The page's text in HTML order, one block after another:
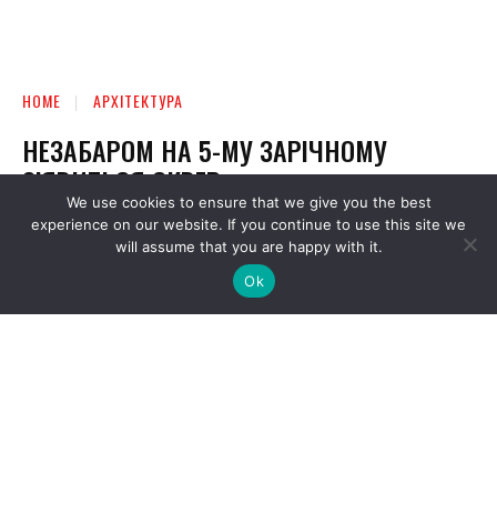
We use cookies to ensure that we give you the best
experience on our website. If you continue to use this site we
will assume that you are happy with it.
Ok